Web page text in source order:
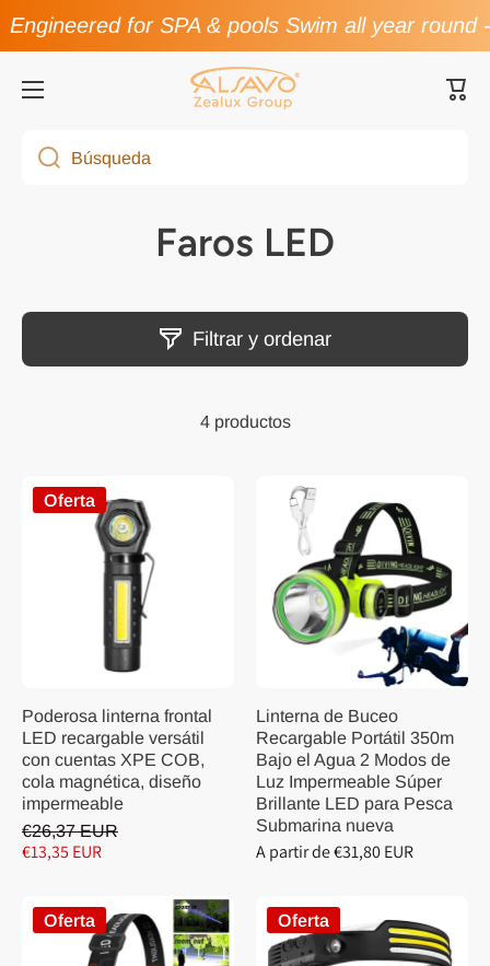
Ir directamente al contenido
Engineered for SPA & pools Swim all year round
Búsqueda
Faros LED
Filtrar y ordenar
4 productos
Oferta
Poderosa linterna frontal
LED recargable versátil
con cuentas XPE COB,
cola magnética, diseño
impermeable
€26,37 EUR
€13,35 EUR
Linterna de Buceo
Recargable Portátil 350m
Bajo el Agua 2 Modos de
Luz Impermeable Súper
Brillante LED para Pesca
Submarina nueva
A partir de €31,80 EUR
Oferta Oferta